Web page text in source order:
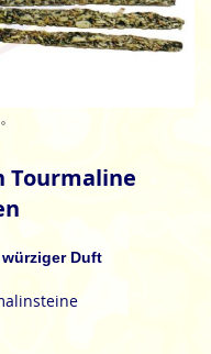
Tourmaline
Duft